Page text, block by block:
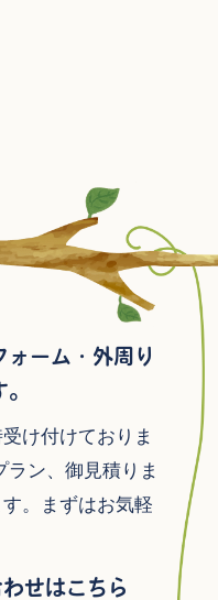
ーム・外周り
け付けておりま
ン、御見積りま
。まずはお気軽
せはこちら